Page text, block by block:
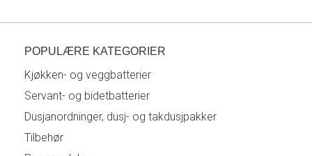
POPULÆRE KATEGORIER
Kjøkken- og veggbatterier
Servant- og bidetbatterier
Dusjanordninger, dusj- og takdusjpakker
Tilbehør